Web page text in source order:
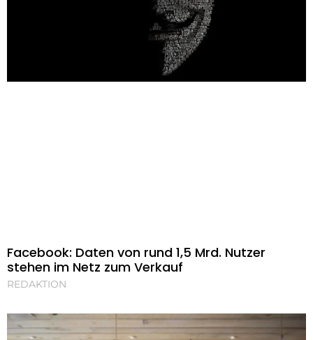
Facebook: Daten von rund 1,5 Mrd. Nutzer
stehen im Netz zum Verkauf
REDAKTION